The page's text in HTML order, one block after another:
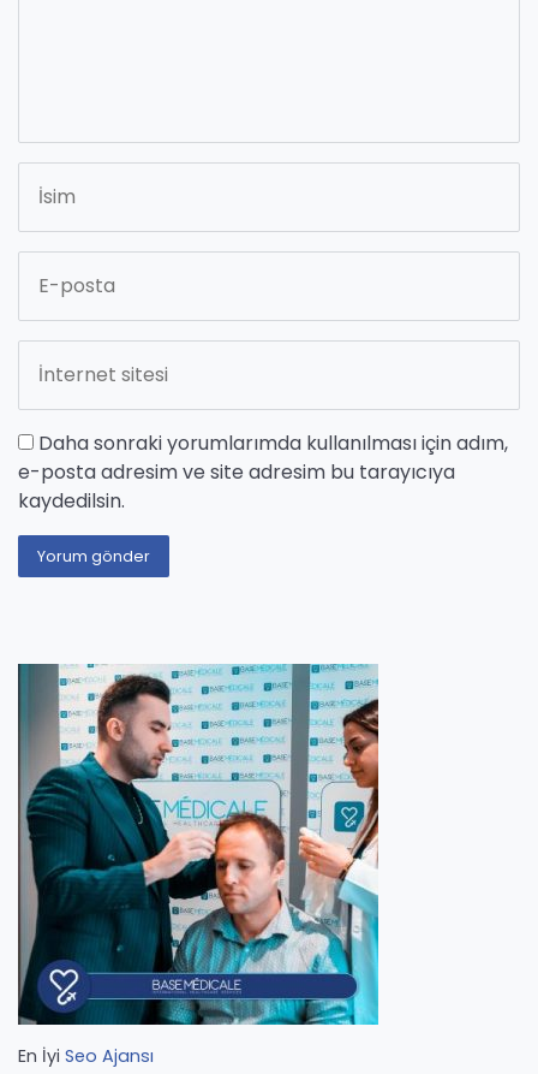
Daha sonraki yorumlarımda kullanılması için adım,
e-posta adresim ve site adresim bu tarayıcıya
kaydedilsin.
En İyi Seo Ajansı